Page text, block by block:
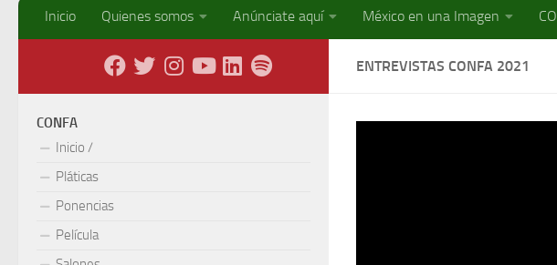
Inicio Quienes somos Anúnciate aquí México en una Imagen
ENTREVISTAS CONFA 2021
CONFA
Inicio /
Pláticas
Ponencias
Película